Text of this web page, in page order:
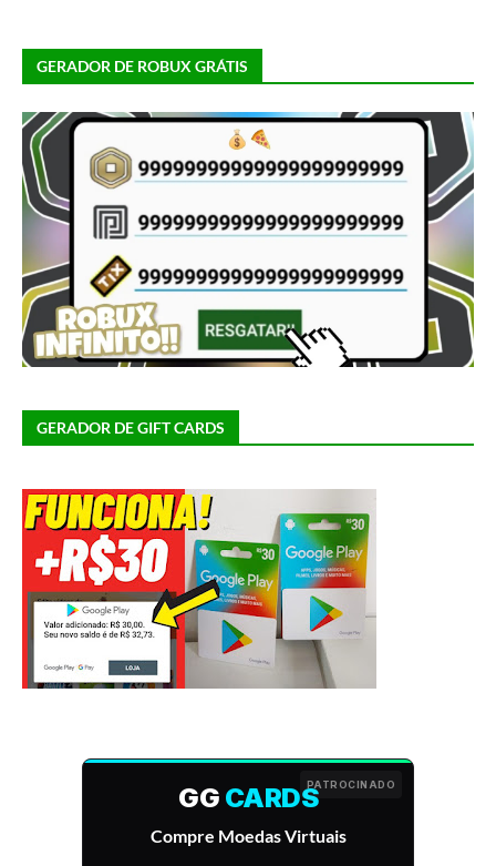
GERADOR DE ROBUX GRÁTIS
GERADOR DE GIFT CARDS
PATROCINADO
GG CARDS
Compre Moedas Virtuais